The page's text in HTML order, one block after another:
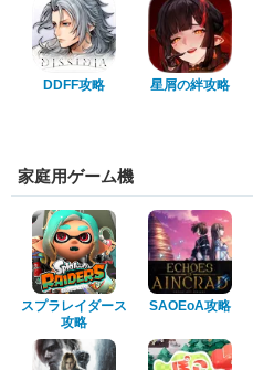
DDFF攻略 星屑の絆攻略
家庭用ゲーム機
スプラレイダース
攻略
SAOEoA攻略